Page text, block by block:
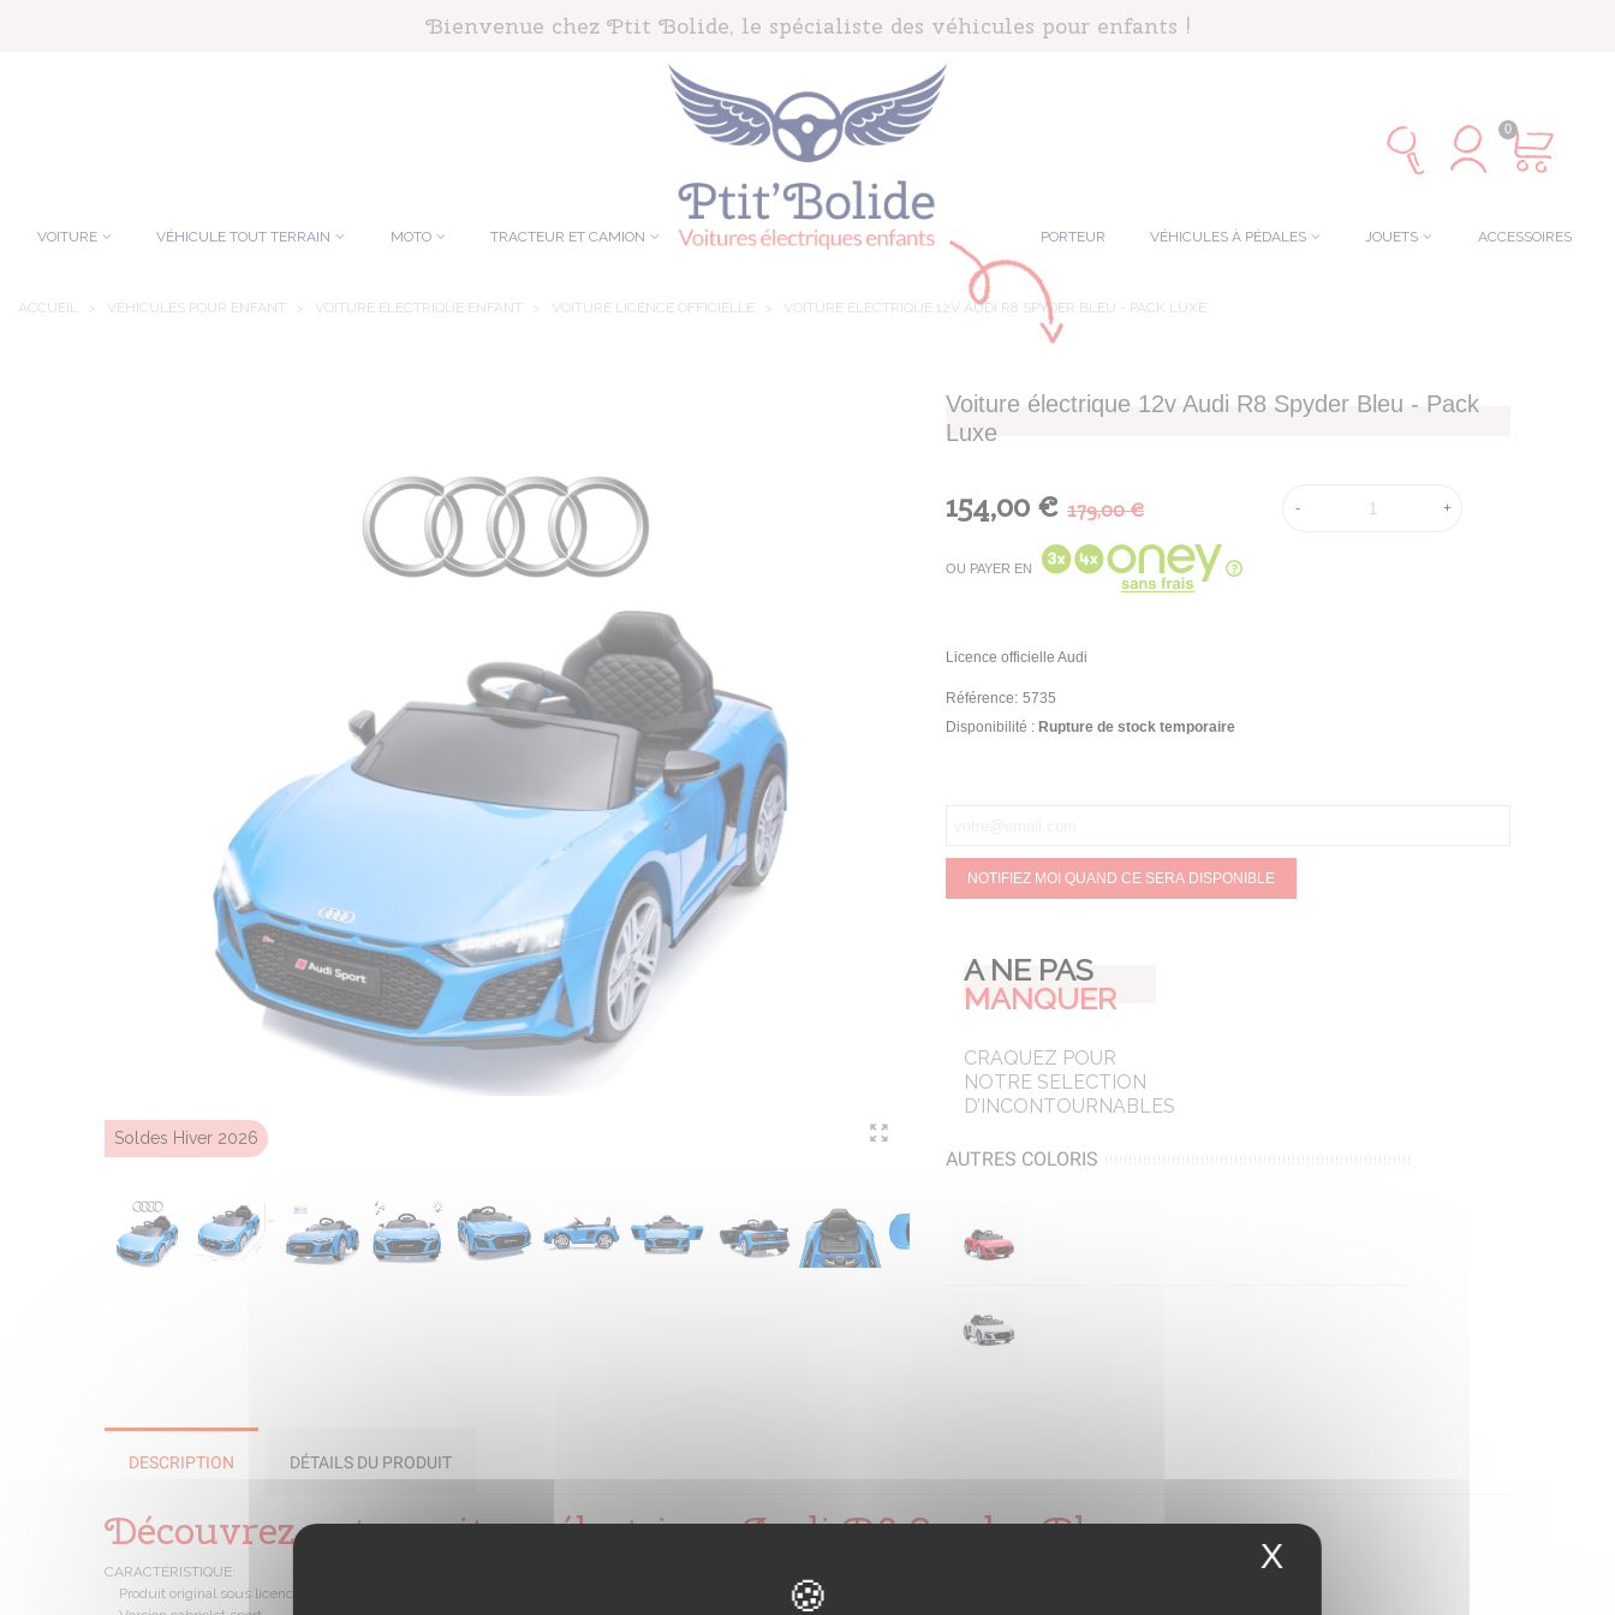
Bienvenue chez Ptit Bolide, le spécialiste des véhicules pour enfants !
0
VOITURE VÉHICULE TOUT TERRAIN MOTO TRACTEUR ET CAMION PORTEUR VÉHICULES À PÉDALES JOUETS ACCESSOIRES
ACCUEIL > VÉHICULES POUR ENFANT > VOITURE ÉLECTRIQUE ENFANT > VOITURE LICENCE OFFICIELLE > VOITURE ÉLECTRIQUE 12V AUDI R8 SPYDER BLEU - PACK LUXE
Soldes Hiver 2026
Voiture électrique 12v Audi R8 Spyder Bleu - Pack
Luxe
154,00 € 179,00 €
OU PAYER EN
- +
Licence officielle Audi
Référence: 5735
Disponibilité : Rupture de stock temporaire
NOTIFIEZ MOI QUAND CE SERA DISPONIBLE
A NE PAS
MANQUER
CRAQUEZ POUR
NOTRE SELECTION
D’INCONTOURNABLES
AUTRES COLORIS
DESCRIPTION DÉTAILS DU PRODUIT
Découvrez notre voiture électrique Audi R8 Spyder Bleu
CARACTÉRISTIQUE:
Produit original sous licence Audi
X Masquer le